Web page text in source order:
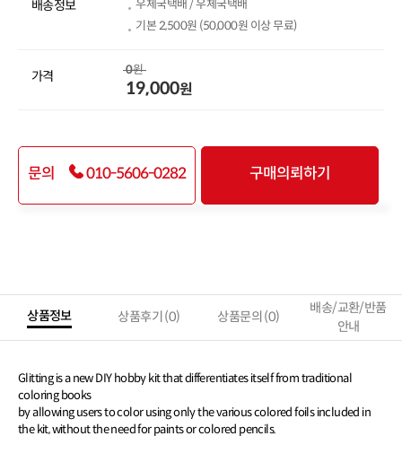
배송정보
우체국택배 / 우체국택배
기본2,500원 (50,000원 이상 무료)
가격 0원
19,000원
계속 쇼핑 바로가기
문의 010-5606-0282 구매의뢰하기
상품정보 상품후기 (0) 상품문의 (0)
배송/교환/반품
안내
Glitting is a new DIY hobby kit that differentiates itself from traditional
coloring books
by allowing users to color using only the various colored foils included in
the kit, without the need for paints or colored pencils.